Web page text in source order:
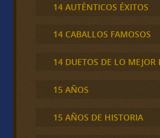
14 AUTÉNTICOS ÉXITOS
14 CABALLOS FAMOSOS
14 DUETOS DE LO
15 AÑOS
15 AÑOS DE HISTORIA